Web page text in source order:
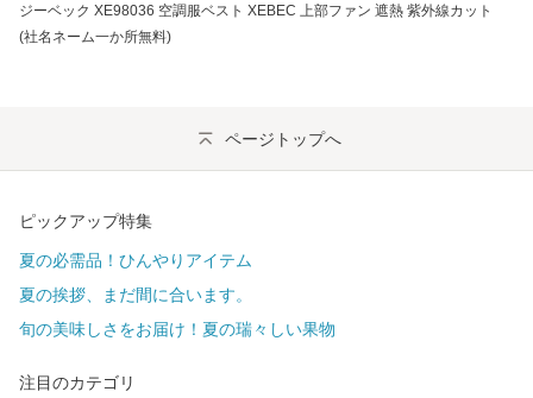
ジーベック XE98036 空調服ベスト XEBEC 上部ファン 遮熱 紫外線カット
(社名ネーム一か所無料)
ページトップへ
ピックアップ特集
夏の必需品！ひんやりアイテム
夏の挨拶、まだ間に合います。
旬の美味しさをお届け！夏の瑞々しい果物
注目のカテゴリ